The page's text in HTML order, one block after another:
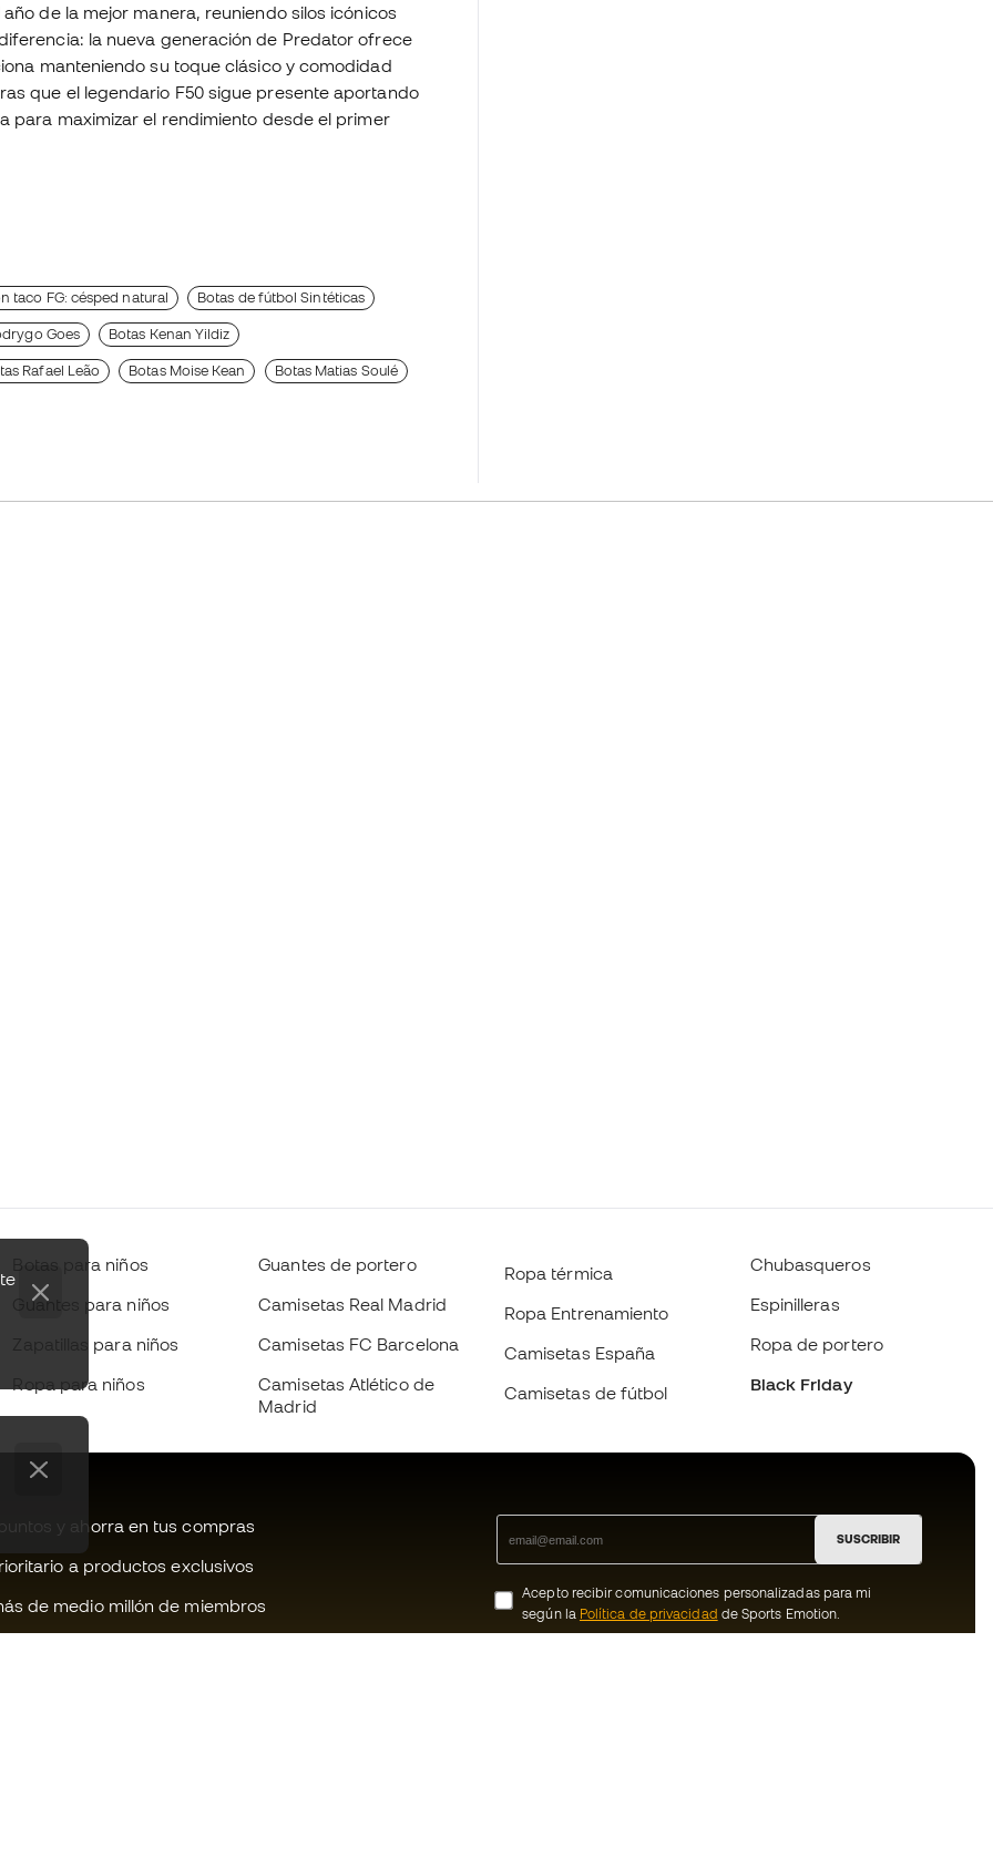
de la mejor manera, reuniendo silos icónicos
la nueva generación de Predator ofrece
manteniendo su toque clásico y comodidad
que el legendario F50 sigue presente aportando
para maximizar el rendimiento desde el primer
taco FG: césped natural Botas de fútbol Sintéticas
Goes Botas Kenan Yildiz
Rafael Leão Botas Moise Kean Botas Matias Soulé
Botas para niños
Guantes para niños
Zapatillas para niños
Ropa para niños
Guantes de portero
Camisetas Real Madrid
Camisetas FC Barcelona
Camisetas Atlético de
Madrid
Ropa térmica
Ropa Entrenamiento
Camisetas España
Camisetas de fútbol
Chubasqueros
Espinilleras
Ropa de portero
Black Friday
y ahorra en tus compras
a productos exclusivos
de medio millón de miembros
SUSCRIBIR
Acepto recibir comunicaciones personalizadas para mi
según la Política de privacidad de Sports Emotion.